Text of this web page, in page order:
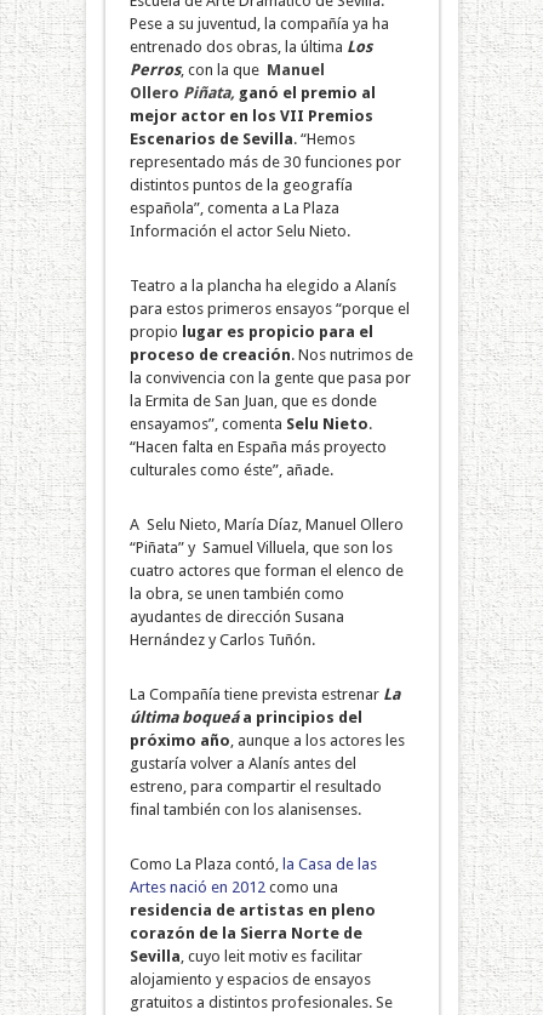
Pese a su juventud, la compañía ya ha
entrenado dos obras, la última Los
Perros, con la que Manuel
Ollero Piñata, ganó el premio al
mejor actor en los VII Premios
Escenarios de Sevilla. “Hemos
representado más de 30 funciones por
distintos puntos de la geografía
española”, comenta a La Plaza
Información el actor Selu Nieto.
Teatro a la plancha ha elegido a Alanís
para estos primeros ensayos “porque el
propio lugar es propicio para el
proceso de creación. Nos nutrimos de
la convivencia con la gente que pasa por
la Ermita de San Juan, que es donde
ensayamos”, comenta Selu Nieto.
“Hacen falta en España más proyecto
culturales como éste”, añade.
A Selu Nieto, María Díaz, Manuel Ollero
“Piñata” y Samuel Villuela, que son los
cuatro actores que forman el elenco de
la obra, se unen también como
ayudantes de dirección Susana
Hernández y Carlos Tuñón.
La Compañía tiene prevista estrenarLa
última boqueáa principios del
próximo año , aunque a los actores les
gustaría volver a Alanís antes del
estreno, para compartir el resultado
final también con los alanisenses.
Como La Plaza contó,
la Casa de las
Artes nació en 2012 como una
residencia de artistas en pleno
corazón de la Sierra Norte de
Sevilla , cuyo leit motiv es facilitar
alojamiento y espacios de ensayos
gratuitos a distintos profesionales. Se